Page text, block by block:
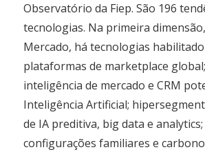
Observatório da Fiep. São 196
tecnologias. Na primeira
Mercado, há tecnologias
plataformas de marketplace
inteligência de mercado e CRM
Inteligência Artificial;
de IA preditiva, big data e
configurações familiares e